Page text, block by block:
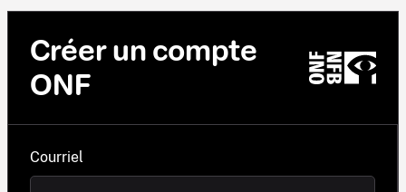
Créer un compte
ONF
Courriel